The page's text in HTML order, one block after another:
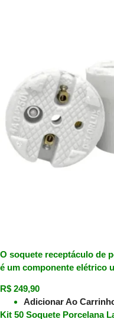
O soquete receptáculo de
é um componente elétrico
R$ 249,90
Adicionar Ao
Kit 50 Soquete Porcelana